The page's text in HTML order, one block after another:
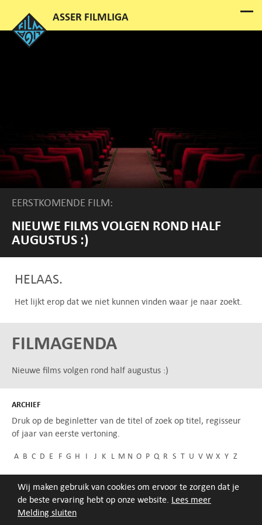
Melding sluiten
Wij maken gebruik van cookies om ervoor te zorgen dat je
de beste ervaring hebt op onze website. Lees meer
EERSTKOMENDE FILM:
NIEUWE FILMS VOLGEN ROND HALF
AUGUSTUS :)
HELAAS.
Het lijkt erop dat we niet kunnen vinden waar je naar zoekt.
FILMAGENDA
Nieuwe films volgen rond half augustus :)
ARCHIEF
Druk op de beginletter van de titel of zoek op titel, regisseur
of jaar van eerste vertoning.
A B C D E F G H I J K L M N O P Q R S T U V W X Y Z